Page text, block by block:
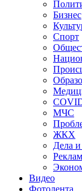
Бизнес
Спорт
МЧС
ЖКХ
Дела
Видео
Фотолента